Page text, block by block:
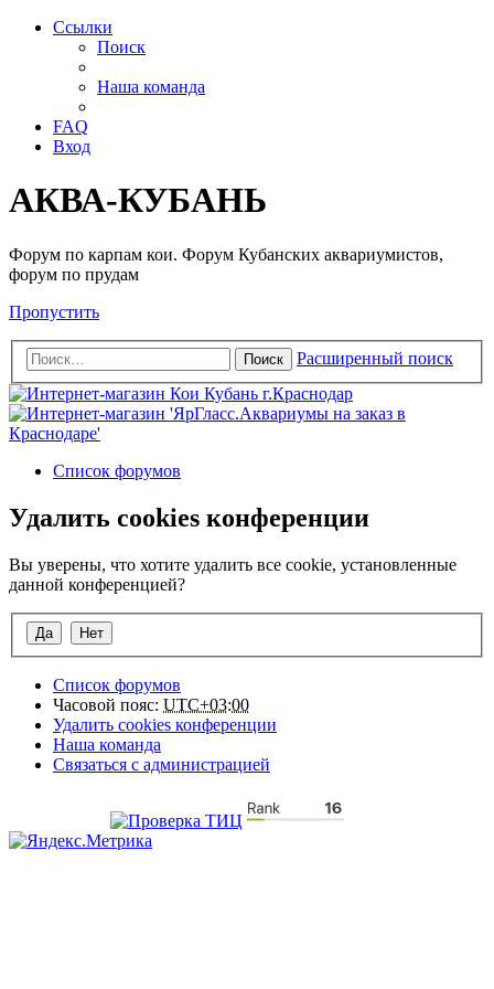
Ссылки
Поиск
Наша команда
FAQ
Вход
АКВА-КУБАНЬ
Форум по карпам кои. Форум Кубанских аквариумистов,
форум по прудам
Пропустить
Поиск Расширенный поиск
Список форумов
Удалить cookies конференции
Вы уверены, что хотите удалить все cookie, установленные
данной конференцией?
Список форумов
Часовой пояс: UTC+03:00
Удалить cookies конференции
Наша команда
Связаться с администрацией